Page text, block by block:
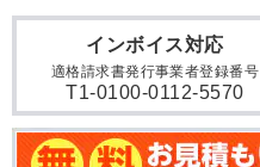
インボイス対応
適格請求書発行事業者登録番号
T1-0100-0112-5570